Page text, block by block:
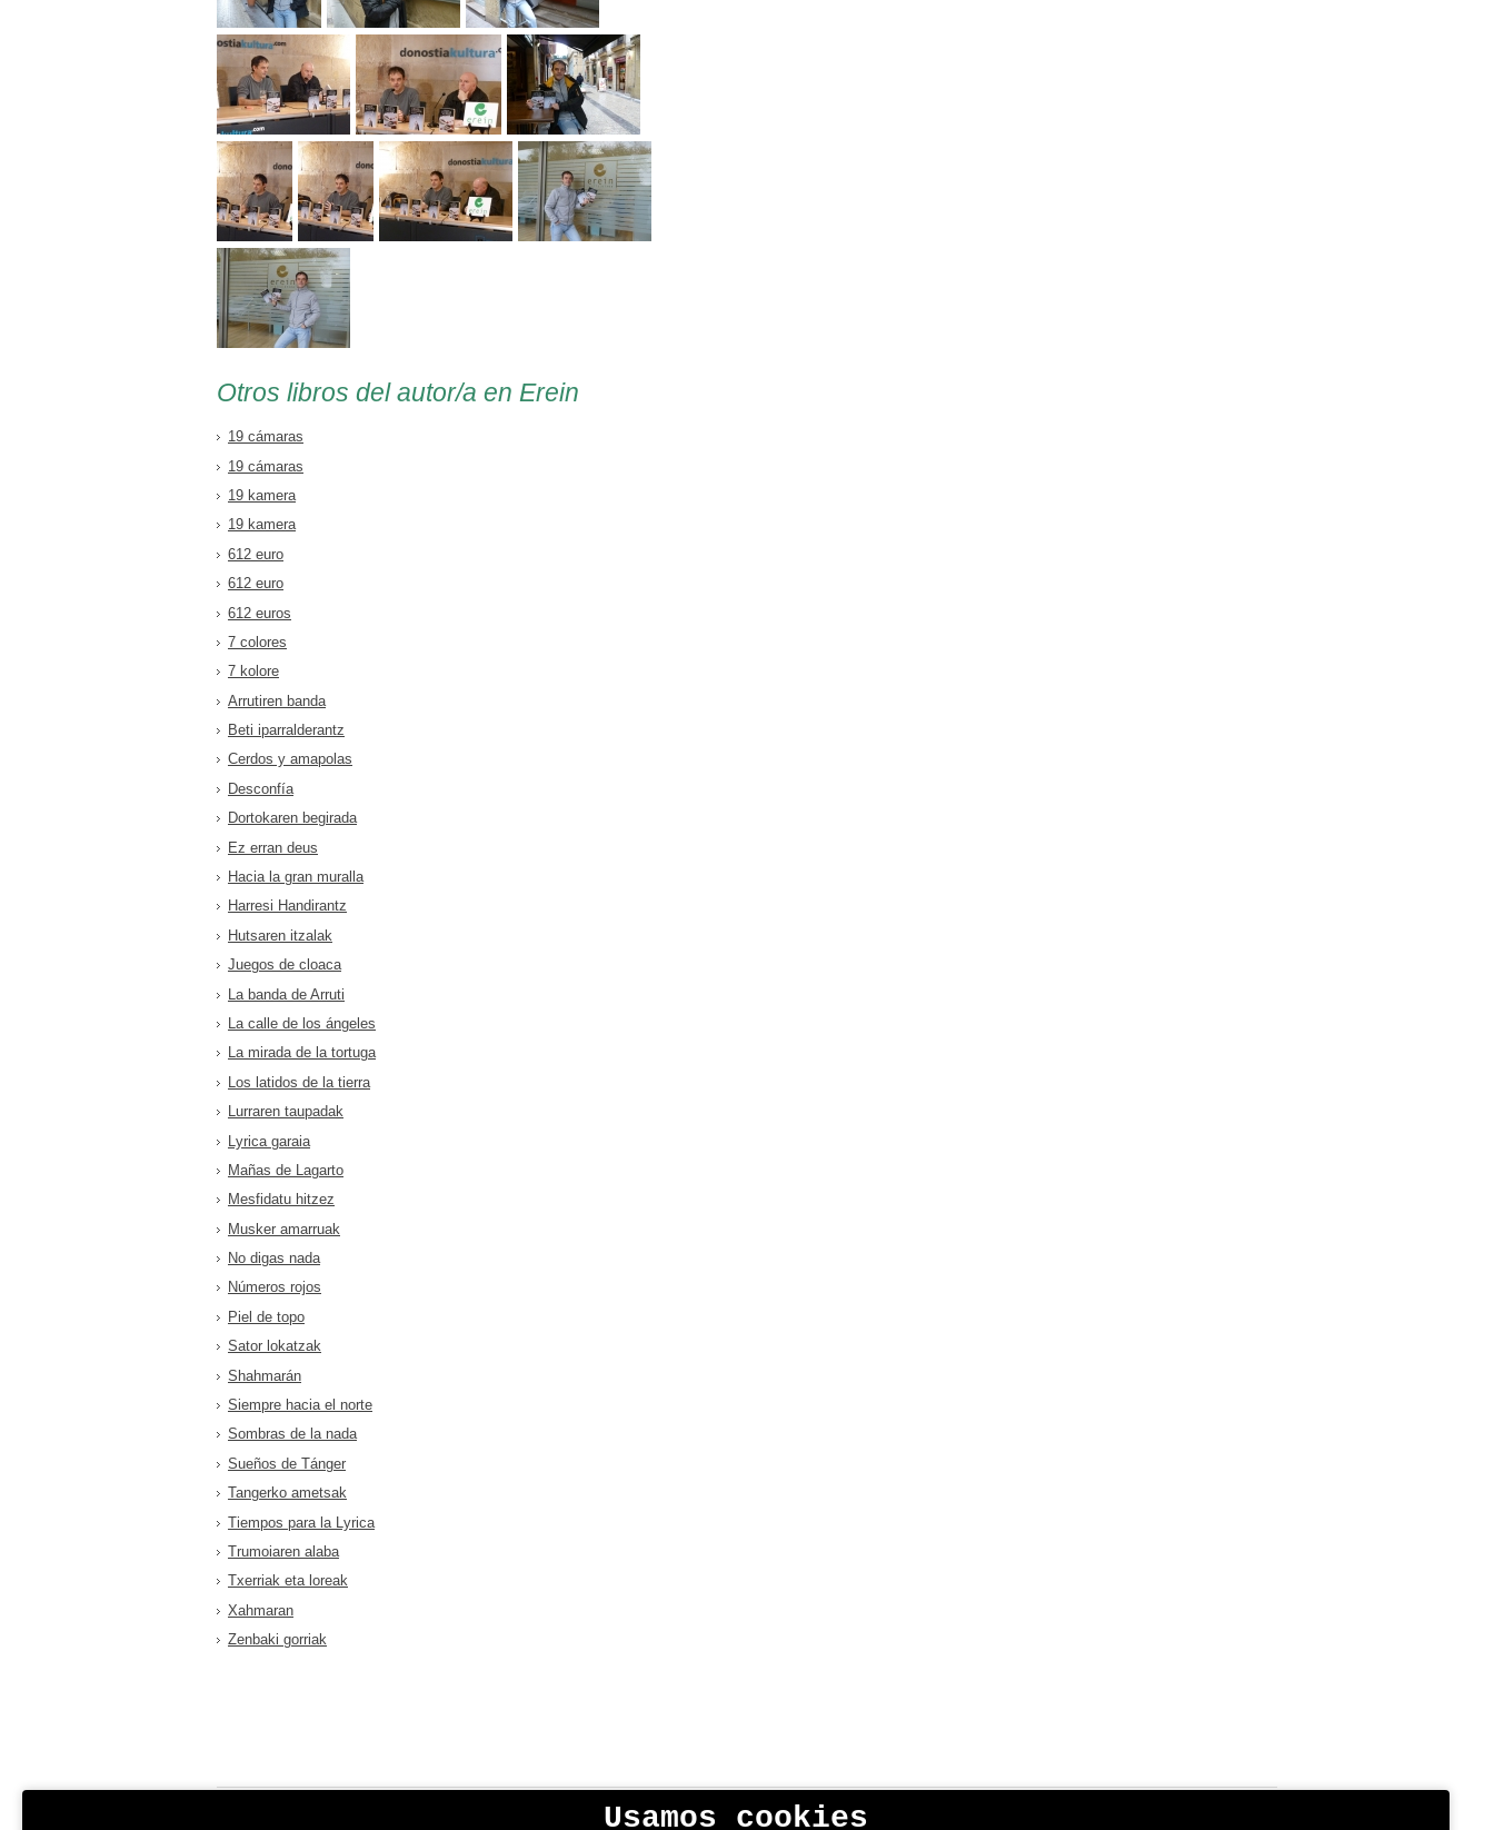
Otros libros del autor/a en Erein
19 cámaras
19 cámaras
19 kamera
19 kamera
612 euro
612 euro
612 euros
7 colores
7 kolore
Arrutiren banda
Beti iparralderantz
Cerdos y amapolas
Desconfía
Dortokaren begirada
Ez erran deus
Hacia la gran muralla
Harresi Handirantz
Hutsaren itzalak
Juegos de cloaca
La banda de Arruti
La calle de los ángeles
La mirada de la tortuga
Los latidos de la tierra
Lurraren taupadak
Lyrica garaia
Mañas de Lagarto
Mesfidatu hitzez
Musker amarruak
No digas nada
Números rojos
Piel de topo
Sator lokatzak
Shahmarán
Siempre hacia el norte
Sombras de la nada
Sueños de Tánger
Tangerko ametsak
Tiempos para la Lyrica
Trumoiaren alaba
Txerriak eta loreak
Xahmaran
Zenbaki gorriak
Aviso legal y política de privacidadUsamos cookies